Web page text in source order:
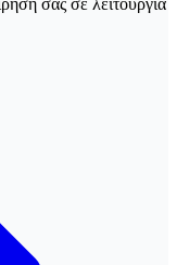
σας σε λειτουργία